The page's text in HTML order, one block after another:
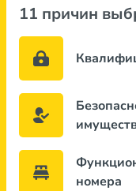
11 причин
номера